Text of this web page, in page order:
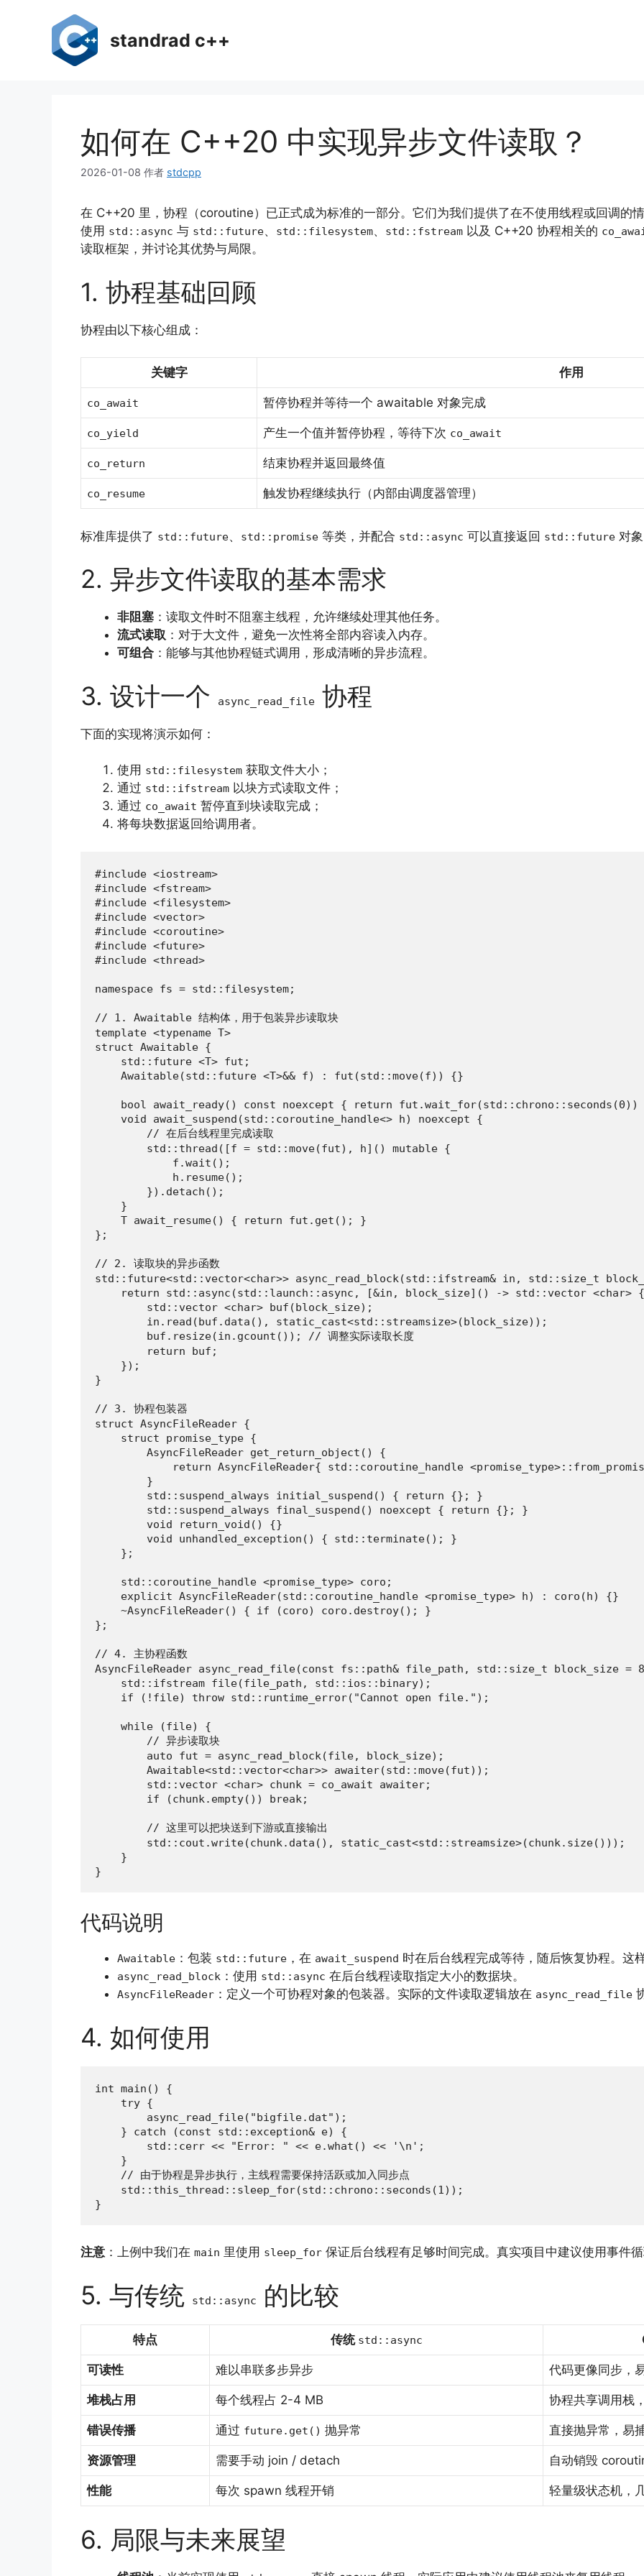
standrad c++
如何在 C++20 中实现异步文件读取？
2026-01-08 作者 stdcpp
在 C++20 里，协程（coroutine）已正式成为标准的一部分。它们为我们提供了在不使用线程或回调的
使用 std::async 与 std::future、 std::filesystem、 std::fstream 以及 C++20 协程相关的
读取框架，并讨论其优势与局限。
1. 协程基础回顾
协程由以下核心组成：
关键字 作用
co_await 暂停协程并等待一个 awaitable 对象完成
co_yield 产生一个值并暂停协程，等待下次 co_await
co_return 结束协程并返回最终值
co_resume 触发协程继续执行（内部由调度器管理）
标准库提供了 std::future、 std::promise 等类，并配合 std::async 可以直接返回 std::future 对
2. 异步文件读取的基本需求
非阻塞 ：读取文件时不阻塞主线程，允许继续处理其他任务。
流式读取 ：对于大文件，避免一次性将全部内容读入内存。
可组合 ：能够与其他协程链式调用，形成清晰的异步流程。
3. 设计一个 async_read_file 协程
下面的实现将演示如何：
使用 std::filesystem 获取文件大小；
通过 std::ifstream 以块方式读取文件；
通过 co_await 暂停直到块读取完成；
将每块数据返回给调用者。
#include <iostream>
#include <fstream>
#include <filesystem>
#include <vector>
#include <coroutine>
#include <future>
#include <thread>
namespace fs = std::filesystem;
// 1. Awaitable 结构体，用于包装异步读取块
template <typename T>
struct Awaitable {
    std::future <T> fut;
    Awaitable(std::future <T>&& f) : fut(std::move(f)) {}
bool await_ready() const noexcept { return
    void await_suspend(std::coroutine_handle<> h) noexcept {
        // 在后台线程里完成读取
        std::thread([f = std::move(fut), h]() mutable {
            f.wait();
            h.resume();
        }).detach();
    }
    T await_resume() { return fut.get(); }
};
// 2. 读取块的异步函数
std::future<std::vector<char>> async_read_block(std::ifstream& in, std::size_t
    return std::async(std::launch::async, [&in, block_size]() -> std::vector <char> {
        std::vector <char> buf(block_size);
        in.read(buf.data(), static_cast<std::streamsize>(block_size));
        buf.resize(in.gcount()); // 调整实际读取长度
        return buf;
    });
}
// 3. 协程包装器
struct AsyncFileReader {
    struct promise_type {
        AsyncFileReader get_return_object() {
return AsyncFileReader{ std::coroutine_handle
        }
        std::suspend_always initial_suspend() { return {}; }
        std::suspend_always final_suspend() noexcept { return {}; }
        void return_void() {}
        void unhandled_exception() { std::terminate(); }
    };
    std::coroutine_handle <promise_type> coro;
    explicit AsyncFileReader(std::coroutine_handle <promise_type> h) : coro(h) {}
    ~AsyncFileReader() { if (coro) coro.destroy(); }
};
// 4. 主协程函数
AsyncFileReader async_read_file(const fs::path& file_path, std::size_t block_size =
    std::ifstream file(file_path, std::ios::binary);
    if (!file) throw std::runtime_error("Cannot open file.");
    while (file) {
        // 异步读取块
        auto fut = async_read_block(file, block_size);
        Awaitable<std::vector<char>> awaiter(std::move(fut));
        std::vector <char> chunk = co_await awaiter;
        if (chunk.empty()) break;
        // 这里可以把块送到下游或直接输出
        std::cout.write(chunk.data(), static_cast<std::streamsize>(chunk.size()));
    }
}
代码说明
Awaitable ：包装 std::future ，在 await_suspend 时在后台线程完成等待，随后恢复协程。这
async_read_block ：使用 std::async 在后台线程读取指定大小的数据块。
AsyncFileReader ：定义一个可协程对象的包装器。实际的文件读取逻辑放在 async_read_file
4. 如何使用
int main() {
    try {
        async_read_file("bigfile.dat");
    } catch (const std::exception& e) {
        std::cerr << "Error: " << e.what() << '\n';
    }
    // 由于协程是异步执行，主线程需要保持活跃或加入同步点
    std::this_thread::sleep_for(std::chrono::seconds(1));
}
注意 ：上例中我们在 main 里使用 sleep_for 保证后台线程有足够时间完成。真实项目中建议使用事件
5. 与传统 std::async 的比较
特点 传统 std::async
可读性 难以串联多步异步 代码更像同步，
堆栈占用 每个线程占 2-4 MB 协程共享调用栈
错误传播 通过 future.get() 抛异常 直接抛异常，易
资源管理 需要手动 join / detach 自动销毁
性能 每次 spawn 线程开销 轻量级状态机，
6. 局限与未来展望